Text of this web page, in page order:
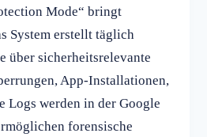
Mode“ bringt
System erstellt täglich
über sicherheitsrelevante
App-Installationen,
Logs werden in der Google
forensische